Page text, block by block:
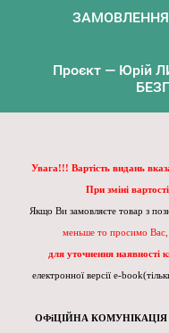
ЗАМОВЛЕННЯ
Проєкт — Юрій
Увага!!! Вартість видань
При зміні
Якщо Ви замовляєте товар з
меньше то просимо Вас,
для уточнення наявності
електронної версії e-
ОФіЦІЙНА КОМУНІКАЦІЯ